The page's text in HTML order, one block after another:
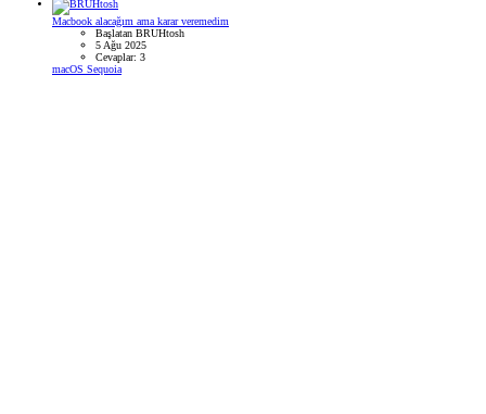
Macbook alacağım ama karar veremedim
Başlatan BRUHtosh
5 Ağu 2025
Cevaplar: 3
macOS Sequoia